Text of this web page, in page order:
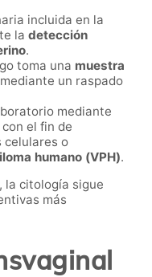
incluida en la
la detección
.
toma una muestra
un raspado
mediante
con el fin de
celulares o
humano (VPH).
la citología sigue
más